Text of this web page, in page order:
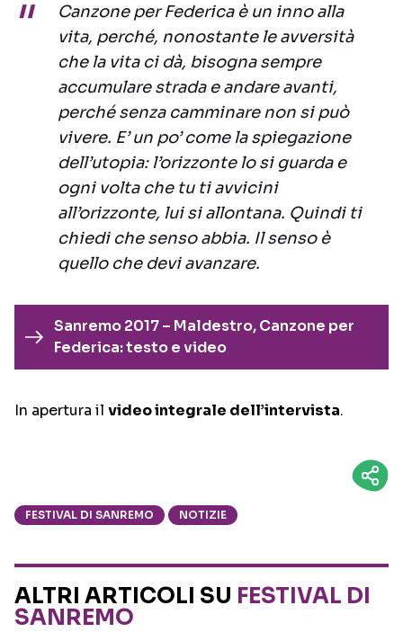
Canzone per Federica è un inno alla
vita, perché, nonostante le avversità
che la vita ci dà, bisogna sempre
accumulare strada e andare avanti,
perché senza camminare non si può
vivere. E’ un po’ come la spiegazione
dell’utopia: l’orizzonte lo si guarda e
ogni volta che tu ti avvicini
all’orizzonte, lui si allontana. Quindi ti
chiedi che senso abbia. Il senso è
quello che devi avanzare.
Sanremo 2017 – Maldestro, Canzone per
Federica: testo e video
In apertura il video integrale dell’intervista.
FESTIVAL DI SANREMO NOTIZIE
ALTRI ARTICOLI SU FESTIVAL DI
SANREMO